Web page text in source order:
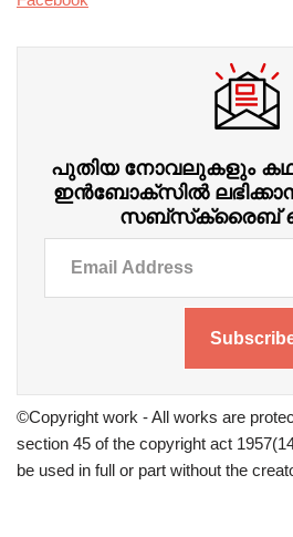
പുതിയ നോവലുകളും
ഇന്‍ബോക്‌സില്‍
സബ്‌സ്‌ക്രൈബ്
©Copyright work - All works are
section 45 of the copyright act
be used in full or part without the